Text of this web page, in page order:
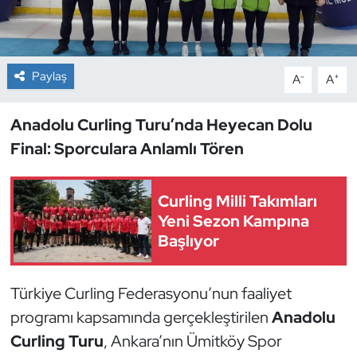
Paylaş A- A+
Anadolu Curling Turu’nda Heyecan Dolu
Final: Sporculara Anlamlı Tören
Curling Milli Takımları
Yeni Sezon Kampına
Başlıyor
Türkiye Curling Federasyonu’nun faaliyet
programı kapsamında gerçekleştirilenAnadolu
Curling Turu, Ankara’nın Ümitköy Spor
Cimnastik
Curling
Dağcılık
Dans Sporları
E-Spor
Eskrim
Futbol
Futsal